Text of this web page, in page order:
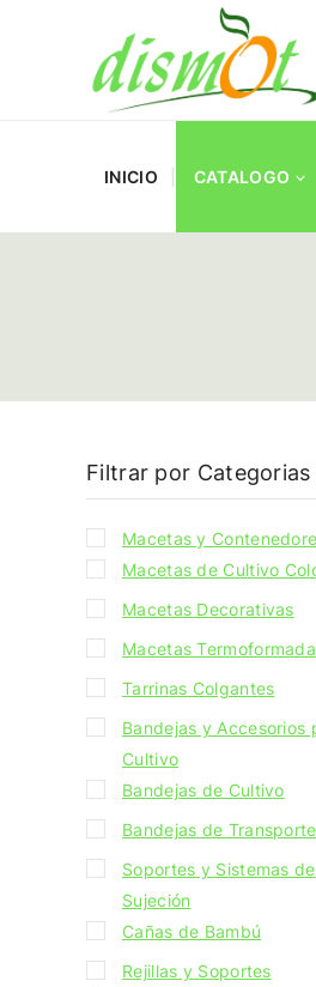
INICIO CATALOGO
Filtrar por Categorias
Macetas y
Macetas de Cultivo
Macetas Decorativas
Macetas
Tarrinas Colgantes
Bandejas y Accesorios
Cultivo
Bandejas de Cultivo
Bandejas de Transporte
Soportes y Sistemas de
Sujeción
Cañas de Bambú
Rejillas y Soportes